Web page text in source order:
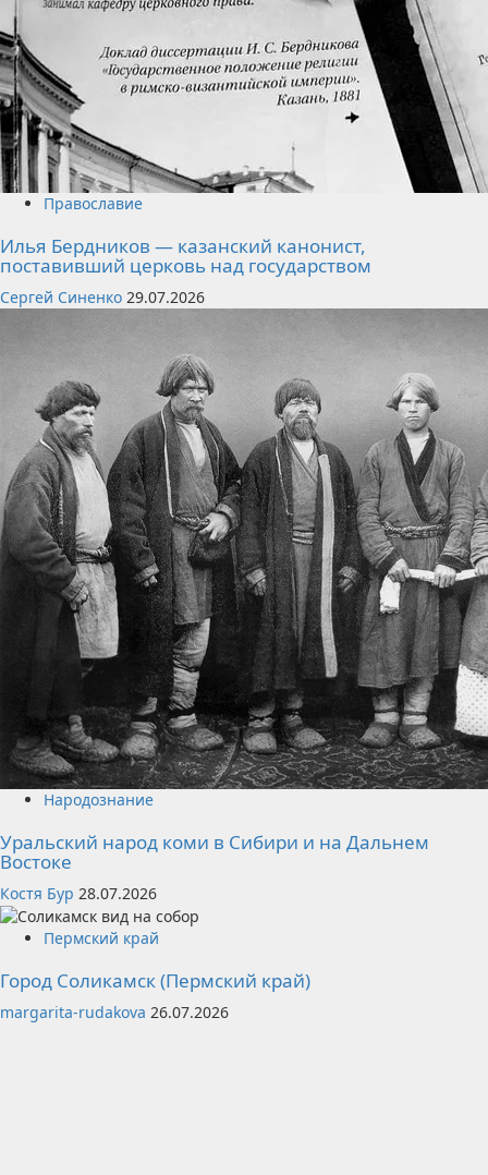
Православие
Илья Бердников — казанский канонист,
поставивший церковь над государством
Сергей Синенко 29.07.2026
Народознание
Уральский народ коми в Сибири и на Дальнем
Востоке
Костя Бур 28.07.2026
Пермский край
Город Соликамск (Пермский край)
margarita-rudakova 26.07.2026